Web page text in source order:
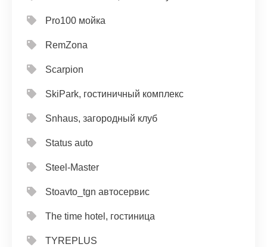
Pro100 мойка
RemZona
Scarpion
SkiPark, гостиничный комплекс
Snhaus, загородный клуб
Status auto
Steel-Master
Stoavto_tgn автосервис
The time hotel, гостиница
TYREPLUS